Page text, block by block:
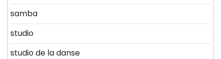
samba
studio
studio de la danse